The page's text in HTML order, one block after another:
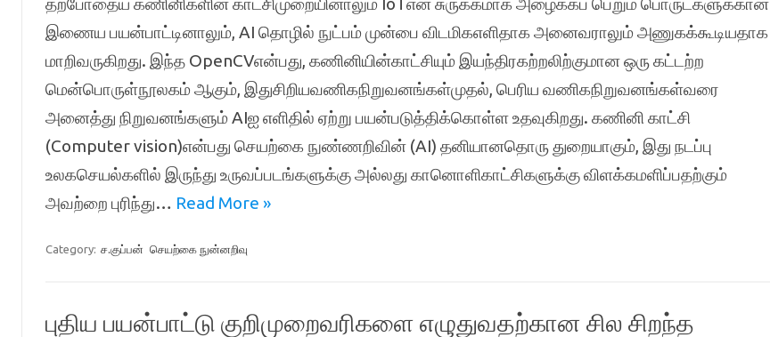
இணைய பயன்பாட்டினாலும், AI தொழில் நுட்பம் முன்பை விடமிகஎளிதாக அனைவராலும் அணுகக்கூடியதாக
மாறிவருகிறது. இந்த OpenCVஎன்பது, கணினியின்காட்சியும் இயந்திரகற்றலிற்குமான ஒரு கட்டற்ற
மென்பொருள்நூலகம் ஆகும், இதுசிறியவணிகநிறுவனங்கள்முதல், பெரிய வணிகநிறுவனங்கள்வரை
அனைத்து நிறுவனங்களும் AIஐ எளிதில் ஏற்று பயன்படுத்திக்கொள்ள உதவுகிறது. கணினி காட்சி
(Computer vision)என்பது செயற்கை நுண்ணறிவின் (AI) தனியானதொரு துறையாகும், இது நடப்பு
உலகசெயல்களில் இருந்து உருவப்படங்களுக்கு அல்லது கானொளிகாட்சிகளுக்கு விளக்கமளிப்பதற்கும்
அவற்றை புரிந்து… Read More »
Category: ச.குப்பன் செயற்கை நுன்னறிவு
புதிய பயன்பாட்டு குறிமுறைவரிகளை எழுதுவதற்கான சில சிறந்த